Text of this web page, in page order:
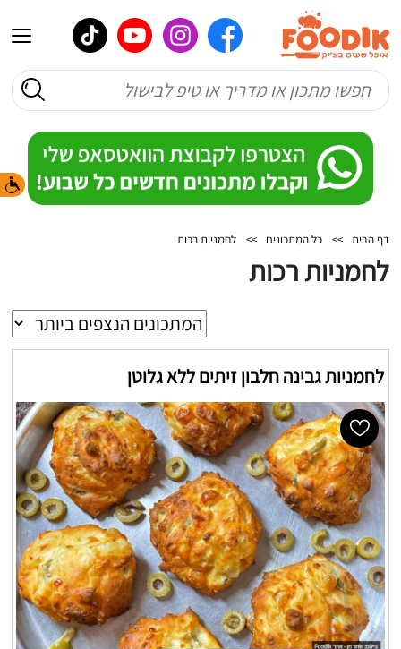
דף הבית >> כל המתכונים >> לחמניות רכות
לחמניות רכות
לחמניות גבינה חלבון זיתים ללא גלוטן